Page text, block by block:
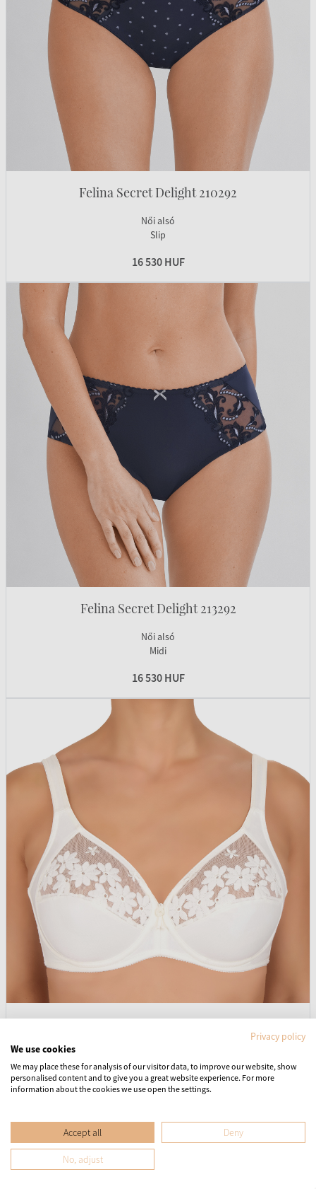
Felina Secret Delight 210292
Női alsó
Slip
16 530 HUF
Felina Secret Delight 213292
Női alsó
Midi
16 530 HUF
Felina Swiss Broderie 555
Merevítős
31 990 HUF
Privacy policy
We use cookies
We may place these for analysis of our visitor data, to improve our website, show
personalised content and to give you a great website experience. For more
information about the cookies we use open the settings.
Accept all Deny
No, adjust